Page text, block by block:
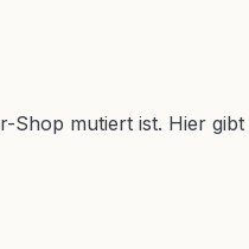
mutiert ist. Hier